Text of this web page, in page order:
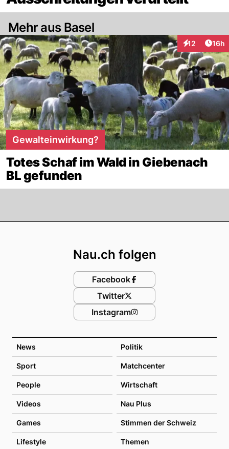
Mehr aus Basel
12
Interaktionen
16h
Gewalteinwirkung?
Totes Schaf im Wald in Giebenach
BL gefunden
News Politik
Sport Matchcenter
People Wirtschaft
Videos Nau Plus
Games Stimmen der Schweiz
Lifestyle Themen
Nau.ch folgen
Facebook
Twitter
Instagram